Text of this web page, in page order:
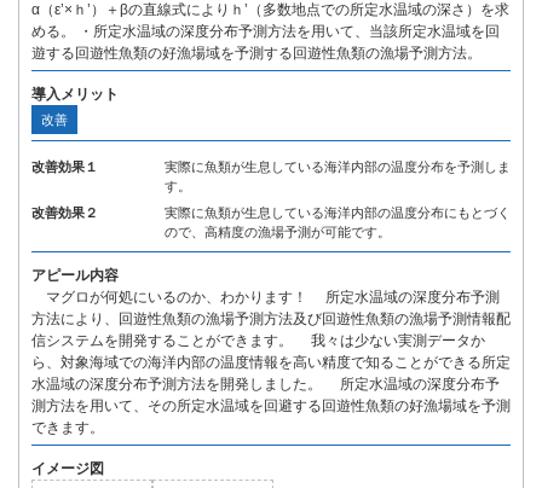
α（ε’×ｈ’）＋βの直線式によりｈ’（多数地点での所定水温域の深さ）を求
める。 ・所定水温域の深度分布予測方法を用いて、当該所定水温域を回
遊する回遊性魚類の好漁場域を予測する回遊性魚類の漁場予測方法。
導入メリット
改善
改善効果１
実際に魚類が生息している海洋内部の温度分布を予測しま
す。
改善効果２
実際に魚類が生息している海洋内部の温度分布にもとづく
ので、高精度の漁場予測が可能です。
アピール内容
マグロが何処にいるのか、わかります！ 所定水温域の深度分布予測
方法により、回遊性魚類の漁場予測方法及び回遊性魚類の漁場予測情報配
信システムを開発することができます。 我々は少ない実測データか
ら、対象海域での海洋内部の温度情報を高い精度で知ることができる所定
水温域の深度分布予測方法を開発しました。 所定水温域の深度分布予
測方法を用いて、その所定水温域を回避する回遊性魚類の好漁場域を予測
できます。
イメージ図